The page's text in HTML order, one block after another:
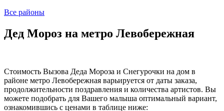
Все районы
Дед Мороз на метро Левобережная
Стоимость Вызова Деда Мороза и Снегурочки на дом в
районе метро Левобережная варьируется от даты заказа,
продолжительности поздравления и количества артистов. Вы
можете подобрать для Вашего малыша оптимальный вариант,
ознакомившись с ценами в таблице ниже: